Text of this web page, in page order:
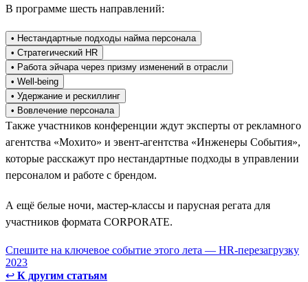
В программе шесть направлений:
• Нестандартные подходы найма персонала
• Стратегический HR
• Работа эйчара через призму изменений в отрасли
• Well-being
• Удержание и рескиллинг
• Вовлечение персонала
Также участников конференции ждут эксперты от рекламного
агентства «Мохито» и эвент-агентства «Инженеры События»,
которые расскажут про нестандартные подходы в управлении
персоналом и работе с брендом.
А ещё белые ночи, мастер-классы и парусная регата для
участников формата CORPORATE.
Спешите на ключевое событие этого лета — HR-перезагрузку
2023
↩ К другим статьям